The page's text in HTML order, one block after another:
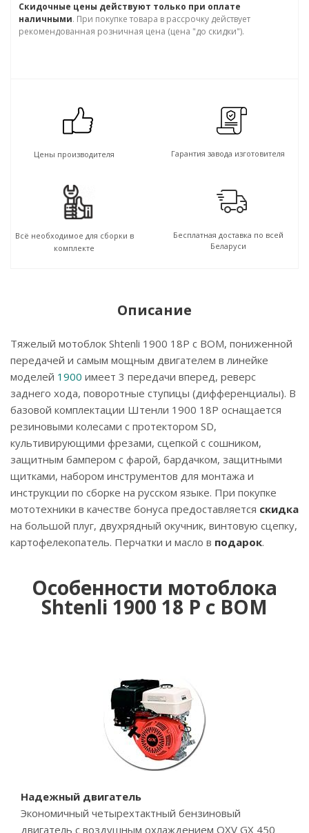
Скидочные цены действуют только при оплате
наличными. При покупке товара в рассрочку действует
рекомендованная розничная цена (цена "до скидки").
Цены производителя Гарантия завода изготовителя
Всё необходимое для сборки в
комплекте
Бесплатная доставка по всей
Беларуси
Описание
Тяжелый мотоблок Shtenli 1900 18P с ВОМ, пониженной
передачей и самым мощным двигателем в линейке
моделей 1900 имеет 3 передачи вперед, реверс
заднего хода, поворотные ступицы (дифференциалы). В
базовой комплектации Штенли 1900 18P оснащается
резиновыми колесами с протектором SD,
культивирующими фрезами, сцепкой с сошником,
защитным бампером с фарой, бардачком, защитными
щитками, набором инструментов для монтажа и
инструкции по сборке на русском языке. При покупке
мототехники в качестве бонуса предоставляется скидка
на большой плуг, двухрядный окучник, винтовую сцепку,
картофелекопатель. Перчатки и масло в подарок.
Особенности мотоблока
Shtenli 1900 18 P с ВОМ
Надежный двигатель
Экономичный четырехтактный бензиновый
двигатель с воздушным охлаждением OXV GX 450